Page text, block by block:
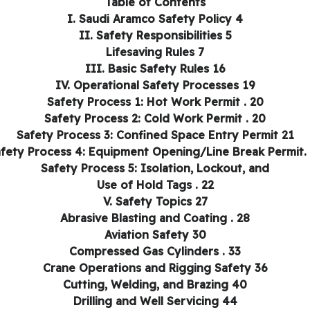
I. Saudi Aramco Safety Policy 4
II. Safety Responsibilities 5
Lifesaving Rules 7
III. Basic Safety Rules 16
IV. Operational Safety Processes 19
Safety Process 1: Hot Work Permit . 20
Safety Process 2: Cold Work Permit . 20
Safety Process 3: Confined Space Entry Permit 21
Process 4: Equipment Opening/Line Break Permit.
Safety Process 5: Isolation, Lockout, and
Use of Hold Tags . 22
V. Safety Topics 27
Abrasive Blasting and Coating . 28
Aviation Safety 30
Compressed Gas Cylinders . 33
Crane Operations and Rigging Safety 36
Cutting, Welding, and Brazing 40
Drilling and Well Servicing 44